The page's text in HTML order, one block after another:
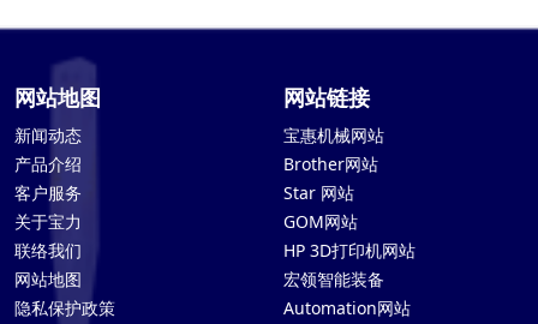
网站地图
新闻动态
产品介绍
客户服务
关于宝力
联络我们
网站地图
隐私保护政策
网站链接
宝惠机械网站
Brother网站
Star 网站
GOM网站
HP 3D打印机网站
宏领智能装备
Automation网站